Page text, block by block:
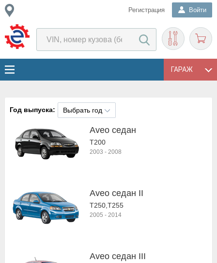
Регистрация Войти
ГАРАЖ
Год выпуска: Выбрать год
Aveo седан
T200
2003 - 2008
Aveo седан II
T250,T255
2005 - 2014
Aveo седан III